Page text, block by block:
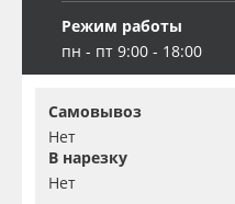
Режим работы
пн - пт 9:00 - 18:00
Самовывоз
Нет
В нарезку
Нет